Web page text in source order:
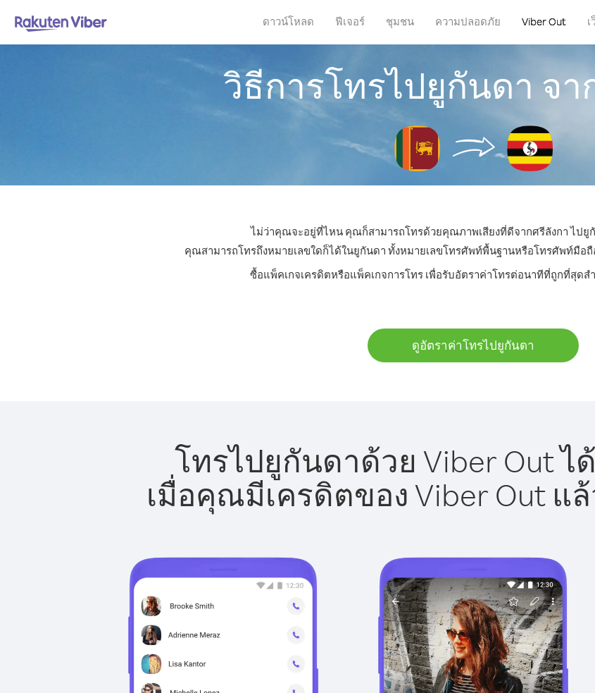
ดาวน์โหลด ฟีเจอร์ ชุมชน ความปลอดภัย Viber Out
วิธีการโทรไปยูกันดา จา
ไม่ว่าคุณจะอยู่ที่ไหน คุณก็สามารถโทรด้วยคุณภาพเสียงที่ดีจากศรีลังกา ไปยู
คุณสามารถโทรถึงหมายเลขใดก็ได้ในยูกันดา ทั้งหมายเลขโทรศัพท์พื้นฐานหรือโทรศัพท์มือถื
ซื้อแพ็คเกจเครดิตหรือแพ็คเกจการโทร เพื่อรับอัตราค่าโทรต่อนาทีที่ถูกที่สุดส
ดูอัตราค่าโทรไปยูกันดา
โทรไปยูกันดาด้วย Viber Out ไ
เมื่อคุณมีเครดิตของ Viber Out แ